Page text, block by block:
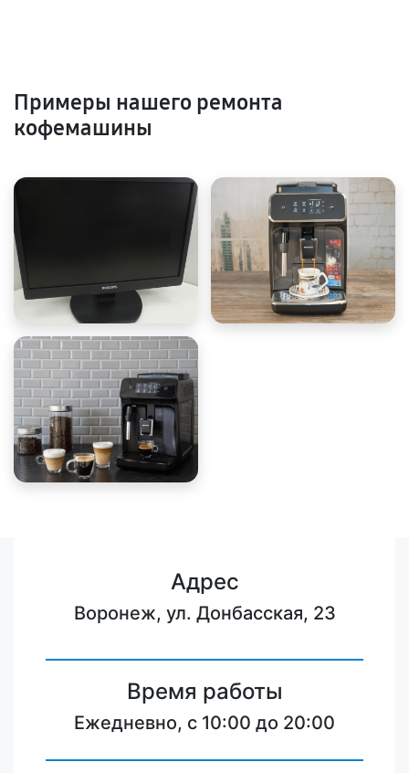
Примеры нашего ремонта
кофемашины
Адрес
Воронеж, ул. Донбасская, 23
Время работы
Ежедневно, с 10:00 до 20:00